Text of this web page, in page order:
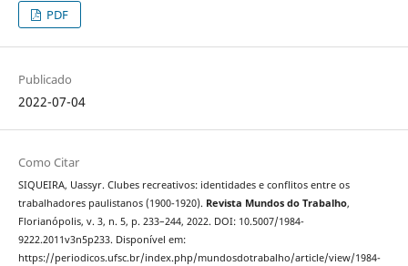
PDF
Publicado
2022-07-04
Como Citar
SIQUEIRA, Uassyr. Clubes recreativos: identidades e conflitos entre os
trabalhadores paulistanos (1900-1920). Revista Mundos do Trabalho,
Florianópolis, v. 3, n. 5, p. 233–244, 2022. DOI: 10.5007/1984-
9222.2011v3n5p233. Disponível em:
https://periodicos.ufsc.br/index.php/mundosdotrabalho/article/view/1984-